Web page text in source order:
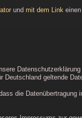
und mit dem Link
Deutschland geltende
die